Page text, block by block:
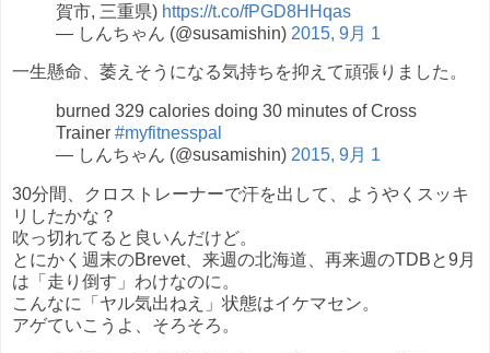
賀市, 三重県) https://t.co/fPGD8HHqas
— しんちゃん (@susamishin) 2015, 9月 1
一生懸命、萎えそうになる気持ちを抑えて頑張りました。
burned 329 calories doing 30 minutes of Cross
Trainer #myfitnesspal
— しんちゃん (@susamishin) 2015, 9月 1
30分間、クロストレーナーで汗を出して、ようやくスッキ
リしたかな？
吹っ切れてると良いんだけど。
とにかく週末のBrevet、来週の北海道、再来週のTDBと9月
は「走り倒す」わけなのに。
こんなに「ヤル気出ねえ」状態はイケマセン。
アゲていこうよ、そろそろ。